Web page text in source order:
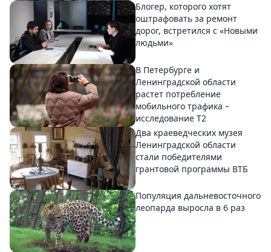
Блогер, которого хотят
оштрафовать за ремонт
дорог, встретился с «Новыми
людьми»
В Петербурге и
Ленинградской области
растет потребление
мобильного трафика –
исследование T2
Два краеведческих музея
Ленинградской области
стали победителями
грантовой программы ВТБ
Популяция дальневосточного
леопарда выросла в 6 раз